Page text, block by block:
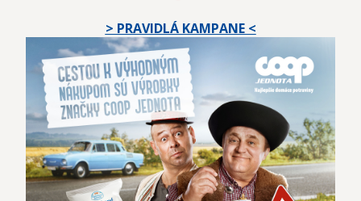
> PRAVIDLÁ KAMPANE <